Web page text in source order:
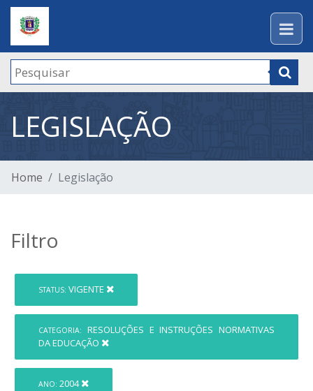
LEGISLAÇÃO
Home Legislação
Filtro
STATUS: VIGENTE
CATEGORIA:
RESOLUÇÕES E INSTRUÇÕES NORMATIVAS
DA EDUCAÇÃO
ANO: 2004